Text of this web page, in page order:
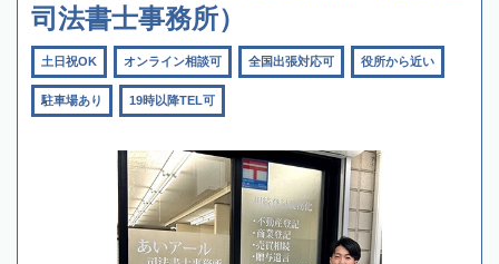
司法書士事務所）
土日祝OK オンライン相談可 全国出張対応可 役所から近い
駐車場あり 19時以降TEL可